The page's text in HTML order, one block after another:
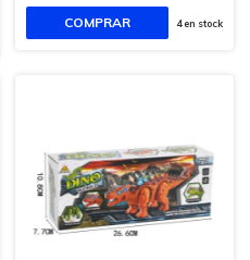
4en stock